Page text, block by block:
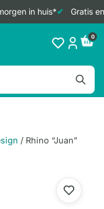
in huis* Gratis
0
/ Rhino “Juan”